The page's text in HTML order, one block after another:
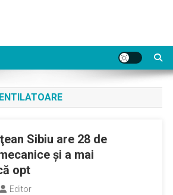
Sibiu are 28 de
şi a mai
opt
Editor